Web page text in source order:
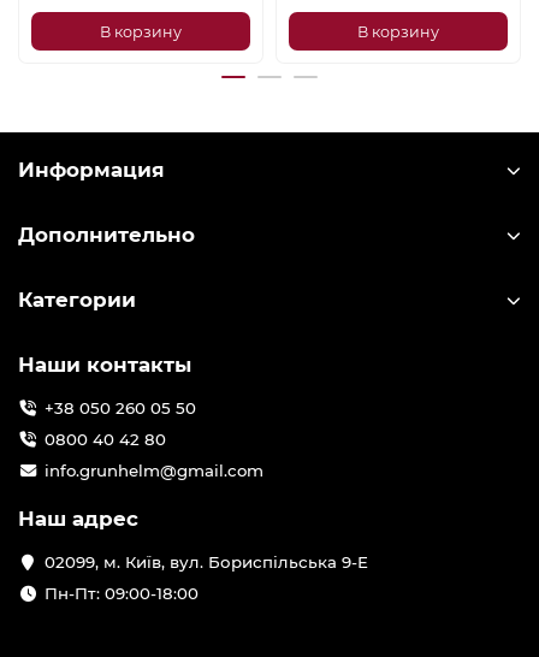
В корзину В корзину
Информация
Дополнительно
Категории
Наши контакты
+38 050 260 05 50
0800 40 42 80
info.grunhelm@gmail.com
Наш адрес
02099, м. Київ, вул. Бориспільська 9-Е
Пн-Пт: 09:00-18:00